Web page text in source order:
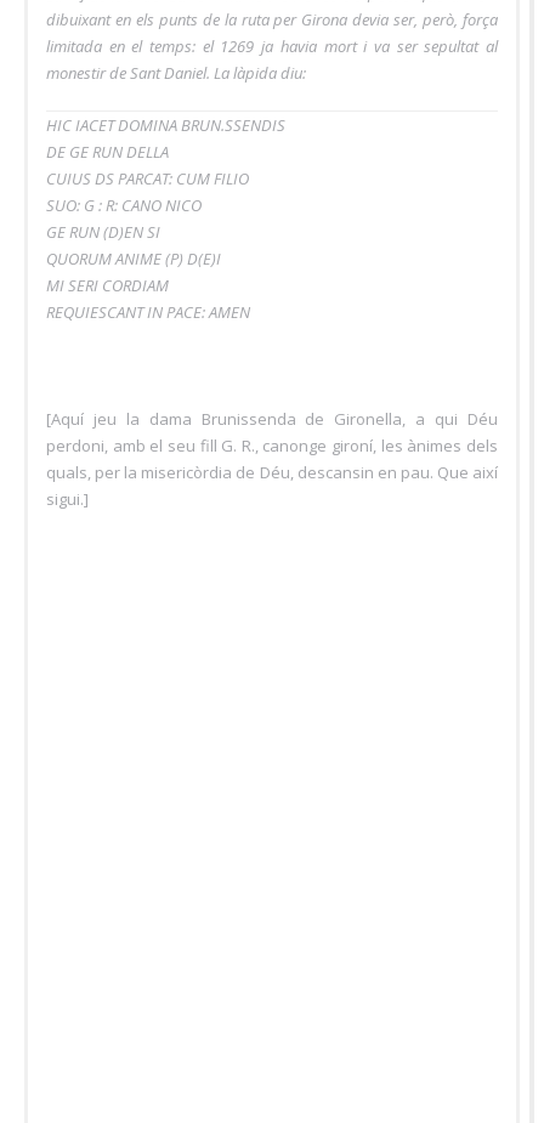
dibuixant en els punts de la ruta per Girona devia ser, però, força
limitada en el temps: el 1269 ja havia mort i va ser sepultat al
monestir de Sant Daniel. La làpida diu:
HIC IACET DOMINA BRUN.SSENDIS
DE GE RUN DELLA
CUIUS DS PARCAT: CUM FILIO
SUO: G : R: CANO NICO
GE RUN (D)EN SI
QUORUM ANIME (P) D(E)I
MI SERI CORDIAM
REQUIESCANT IN PACE: AMEN
[Aquí jeu la dama Brunissenda de Gironella, a qui Déu
perdoni, amb el seu fill G. R., canonge gironí, les ànimes dels
quals, per la misericòrdia de Déu, descansin en pau. Que així
sigui.]